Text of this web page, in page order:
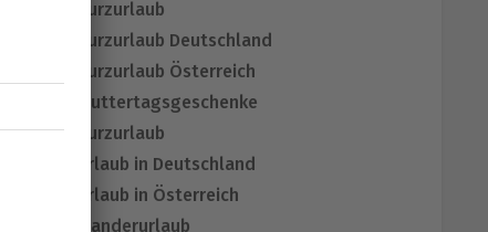
Kurzurlaub
Kurzurlaub Deutschland
Kurzurlaub Österreich
Muttertagsgeschenke
Kurzurlaub
Urlaub in Deutschland
Urlaub in Österreich
Wanderurlaub